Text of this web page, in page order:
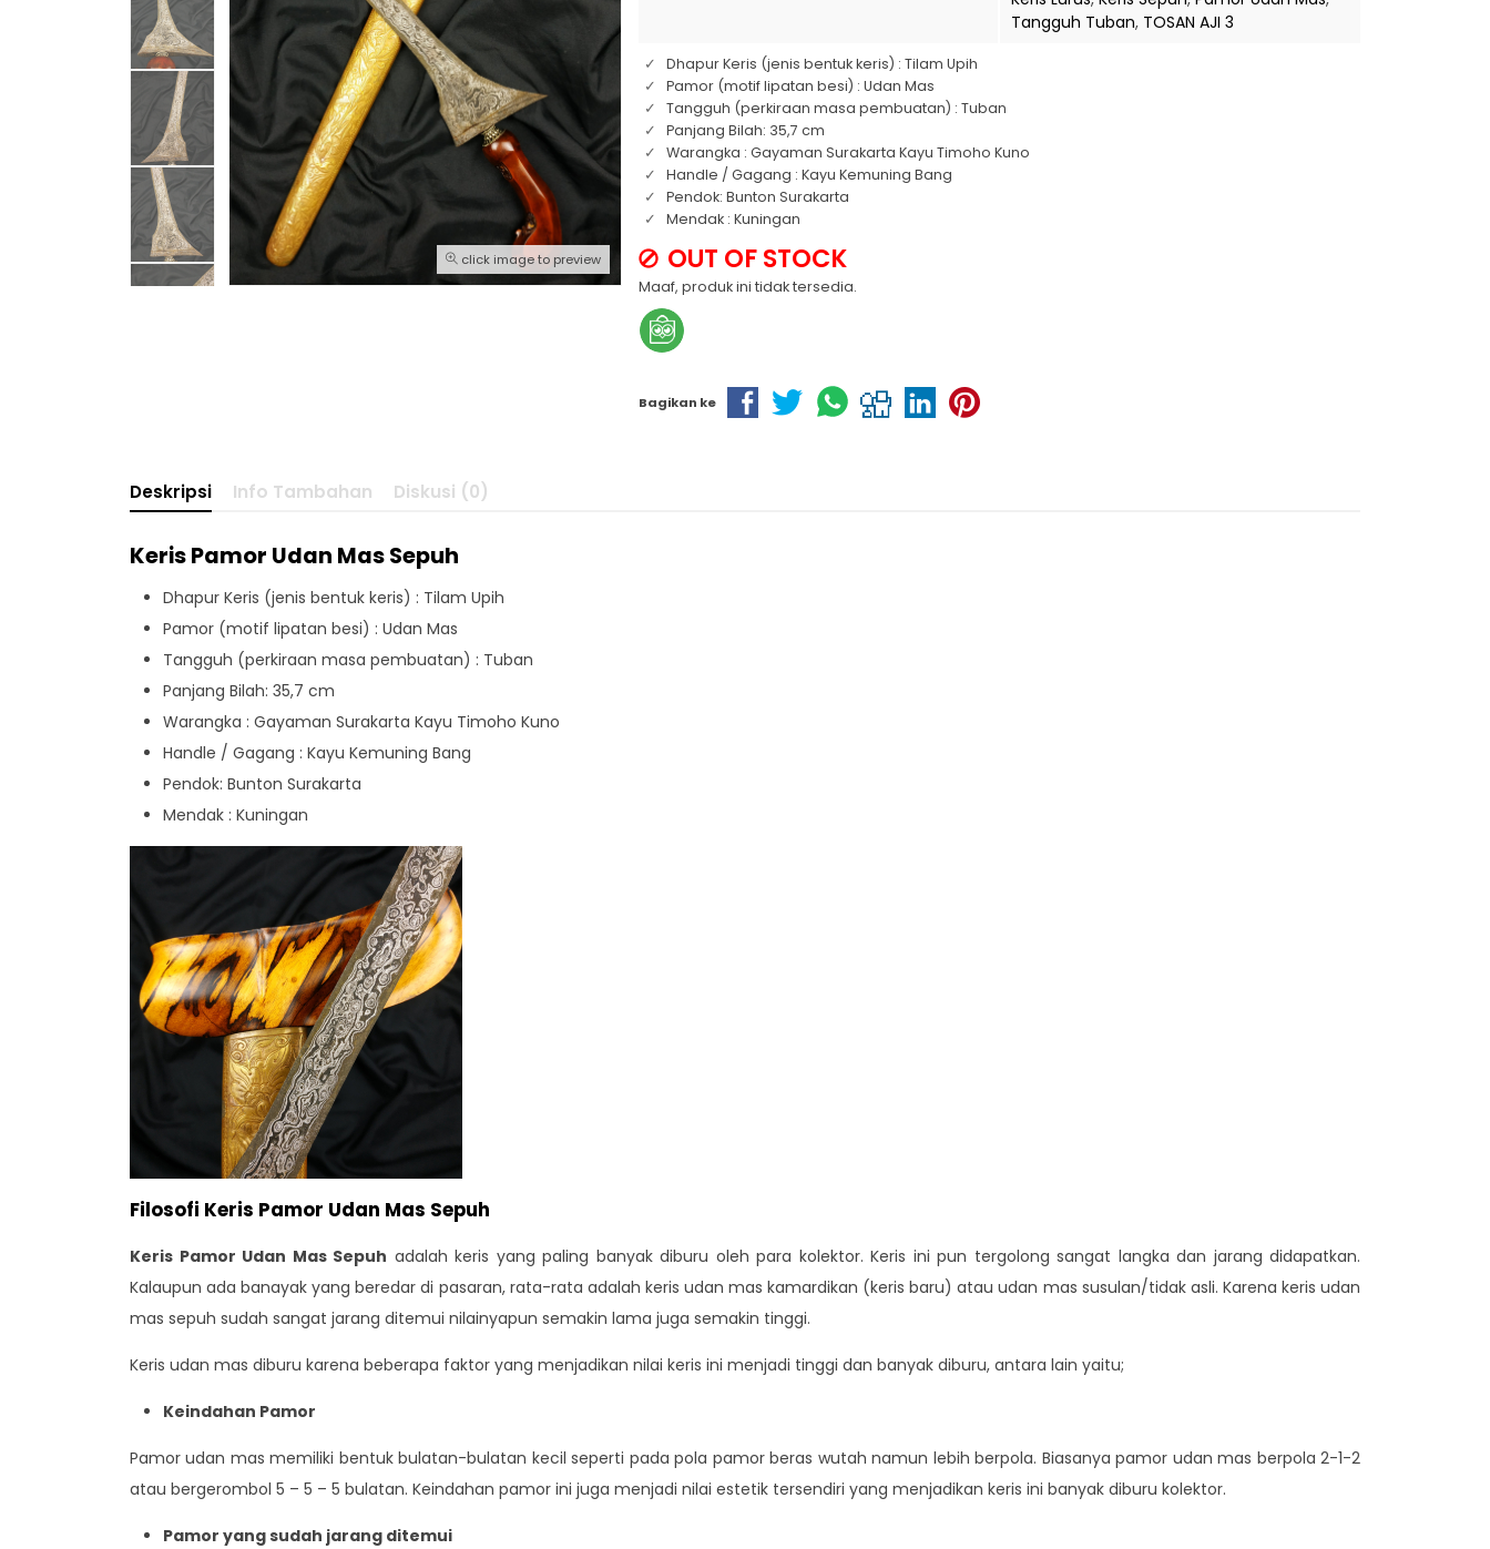
click image to preview
Tangguh Tuban, TOSAN AJI 3
Dhapur Keris (jenis bentuk keris) : Tilam Upih
Pamor (motif lipatan besi) : Udan Mas
Tangguh (perkiraan masa pembuatan) : Tuban
Panjang Bilah: 35,7 cm
Warangka : Gayaman Surakarta Kayu Timoho Kuno
Handle / Gagang : Kayu Kemuning Bang
Pendok: Bunton Surakarta
Mendak : Kuningan
OUT OF STOCK
Maaf, produk ini tidak tersedia.
Bagikan ke
Deskripsi Info Tambahan Diskusi (0)
Keris Pamor Udan Mas Sepuh
Dhapur Keris (jenis bentuk keris) : Tilam Upih
Pamor (motif lipatan besi) : Udan Mas
Tangguh (perkiraan masa pembuatan) : Tuban
Panjang Bilah: 35,7 cm
Warangka : Gayaman Surakarta Kayu Timoho Kuno
Handle / Gagang : Kayu Kemuning Bang
Pendok: Bunton Surakarta
Mendak : Kuningan
Filosofi Keris Pamor Udan Mas Sepuh
Keris Pamor Udan Mas Sepuh adalah keris yang paling banyak diburu oleh para kolektor. Keris ini pun tergolong sangat langka dan jarang didapatkan.
Kalaupun ada banayak yang beredar di pasaran, rata-rata adalah keris udan mas kamardikan (keris baru) atau udan mas susulan/tidak asli. Karena keris udan
mas sepuh sudah sangat jarang ditemui nilainyapun semakin lama juga semakin tinggi.
Keris udan mas diburu karena beberapa faktor yang menjadikan nilai keris ini menjadi tinggi dan banyak diburu, antara lain yaitu;
Keindahan Pamor
Pamor udan mas memiliki bentuk bulatan-bulatan kecil seperti pada pola pamor beras wutah namun lebih berpola. Biasanya pamor udan mas berpola 2-1-2
atau bergerombol 5 – 5 – 5 bulatan. Keindahan pamor ini juga menjadi nilai estetik tersendiri yang menjadikan keris ini banyak diburu kolektor.
Pamor yang sudah jarang ditemui